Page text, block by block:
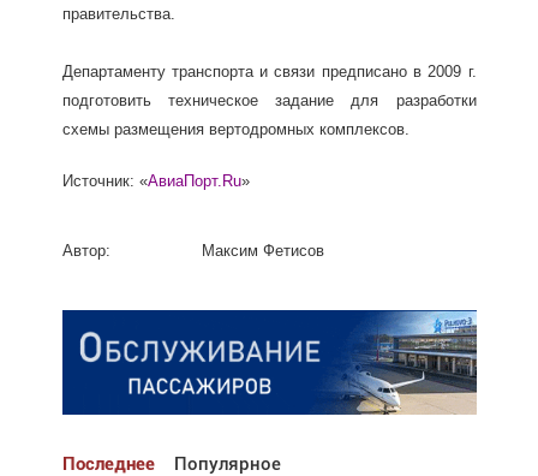
правительства.
Департаменту транспорта и связи предписано в 2009 г.
подготовить техническое задание для разработки
схемы размещения вертодромных комплексов.
Источник: «АвиаПорт.Ru»
Автор: Максим Фетисов
Последнее Популярное